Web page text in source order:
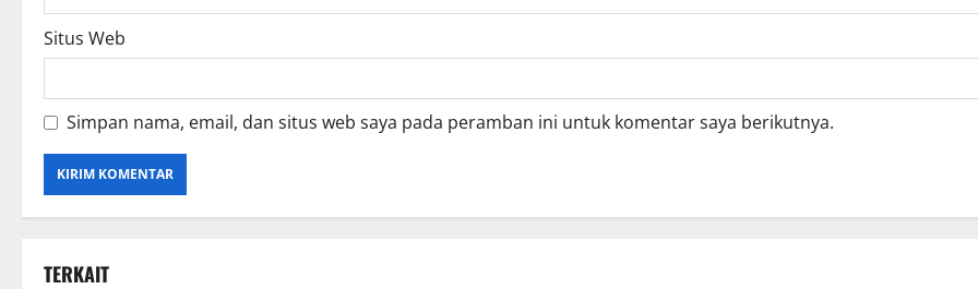
Situs Web
Simpan nama, email, dan situs web saya pada peramban ini untuk komentar saya berikutnya.
TERKAIT